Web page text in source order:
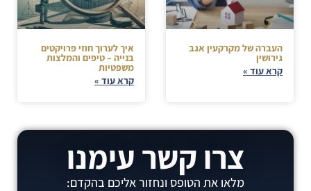
העברה של מקרקעין אגב
גירושין
קרא עוד »
איך לערוך חוזי פרויקטים
בנייה – טיפים והמלצות
משפטיות
קרא עוד »
צרו קשר עימנו
מלאו את הטופס ונחזור אליכם בהקדם: